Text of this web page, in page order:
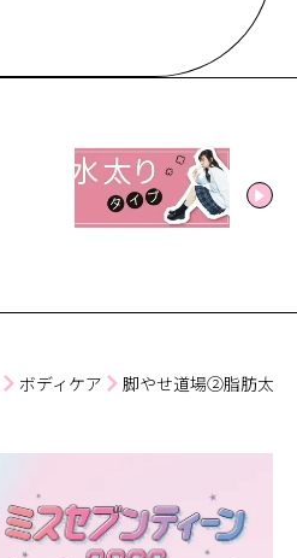
ボディケア 脚やせ道場②脂肪太り